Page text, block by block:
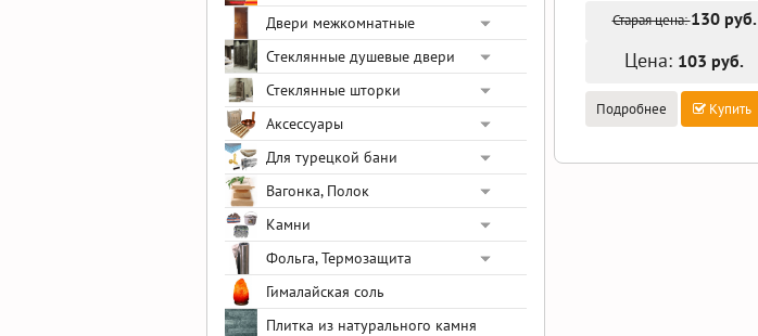
Двери межкомнатные
Стеклянные душевые двери
Стеклянные шторки
Аксессуары
Для турецкой бани
Вагонка, Полок
Камни
Фольга, Термозащита
Гималайская соль
Плитка из натурального камня
Старая цена:130 руб.
Цена: 103 руб.
Подробнее Купить